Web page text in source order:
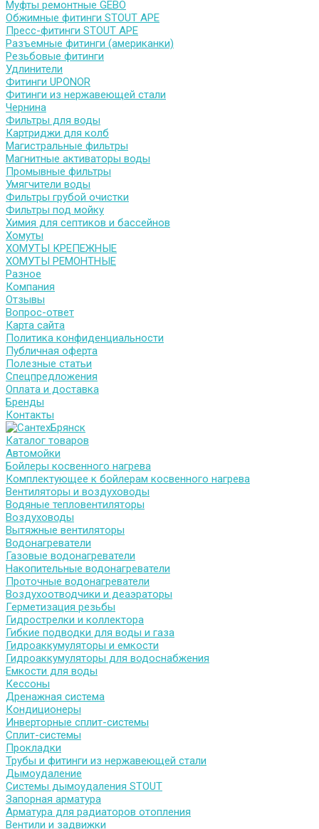
Муфты ремонтные GEBO
Обжимные фитинги STOUT APE
Пресс-фитинги STOUT APE
Разъемные фитинги (американки)
Резьбовые фитинги
Удлинители
Фитинги UPONOR
Фитинги из нержавеющей стали
Чернина
Фильтры для воды
Картриджи для колб
Магистральные фильтры
Магнитные активаторы воды
Промывные фильтры
Умягчители воды
Фильтры грубой очистки
Фильтры под мойку
Химия для септиков и бассейнов
Хомуты
ХОМУТЫ КРЕПЕЖНЫЕ
ХОМУТЫ РЕМОНТНЫЕ
Разное
Компания
Отзывы
Вопрос-ответ
Карта сайта
Политика конфиденциальности
Публичная оферта
Полезные статьи
Спецпредложения
Оплата и доставка
Бренды
Контакты
Каталог товаров
Автомойки
Бойлеры косвенного нагрева
Комплектующее к бойлерам косвенного нагрева
Вентиляторы и воздуховоды
Водяные тепловентиляторы
Воздуховоды
Вытяжные вентиляторы
Водонагреватели
Газовые водонагреватели
Накопительные водонагреватели
Проточные водонагреватели
Воздухоотводчики и деаэраторы
Герметизация резьбы
Гидрострелки и коллектора
Гибкие подводки для воды и газа
Гидроаккумуляторы и емкости
Гидроаккумуляторы для водоснабжения
Емкости для воды
Кессоны
Дренажная система
Кондиционеры
Инверторные сплит-системы
Сплит-системы
Прокладки
Трубы и фитинги из нержавеющей стали
Дымоудаление
Системы дымоудаления STOUT
Запорная арматура
Арматура для радиаторов отопления
Вентили и задвижки